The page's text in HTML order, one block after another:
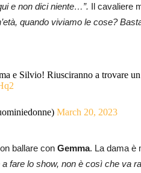
e non dici niente…”. Il cavaliere
quando viviamo le cose?
e Silvio! Riusciranno a trovare
March 20, 2023
ballare con Gemma. La dama è
fare lo show, non è così che va